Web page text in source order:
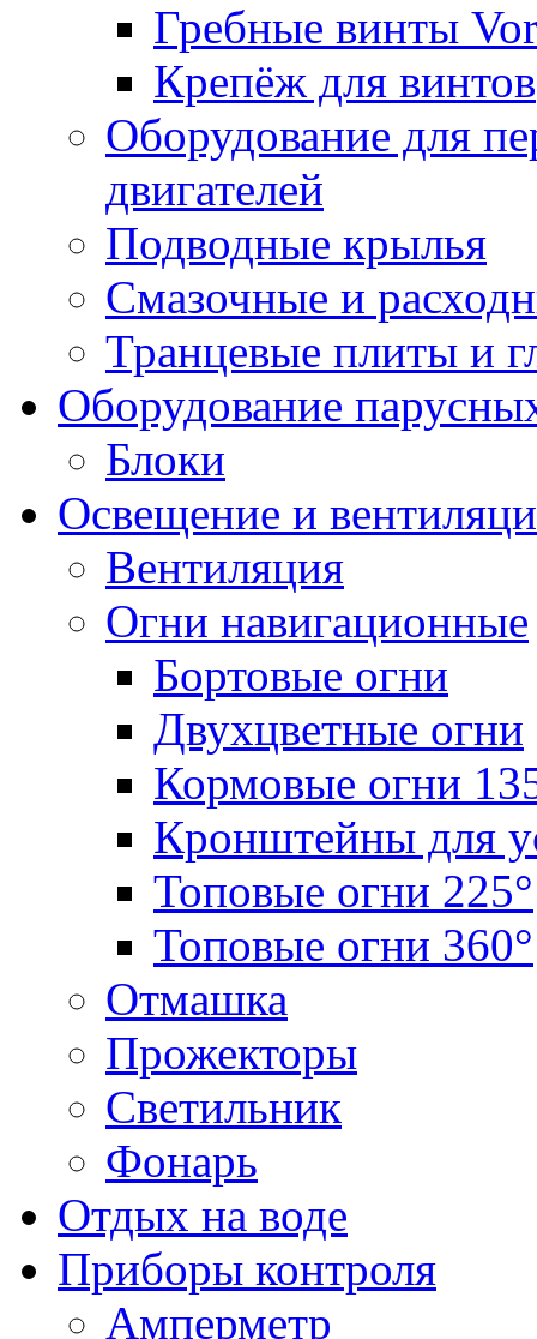
Гребные винты
Крепёж для винтов
Оборудование для
двигателей
Подводные крылья
Смазочные и
Транцевые плиты и
Оборудование
Блоки
Освещение и
Вентиляция
Огни навигационные
Бортовые огни
Двухцветные огни
Кормовые огни
Кронштейны для
Топовые огни 225°
Топовые огни 360°
Отмашка
Прожекторы
Светильник
Фонарь
Отдых на воде
Приборы контроля
Амперметр